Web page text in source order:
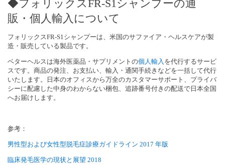
◆フォリックスFR-S1シャンプーの通
販・個人輸入について
フォリックスFR-S1シャンプーは、米国のサファイア・ヘルスケアが製
造・販売している製品です。
ベターヘルスは海外医薬品・サプリメントの個人輸入 を代行するサービ
スです。商品の発注、お支払い、輸入・通関手続きなどを一括して代行
いたします。日本のオフィスから万全のカスタマーサポート、プライバ
シーに配慮した中身のわからない梱包、追跡番号付きの配送で日本全国
へお届けします。
参考：
男性型および女性型脱毛症診療ガイドライン 2017 年版
臨床発毛医学の現状と展望 2018